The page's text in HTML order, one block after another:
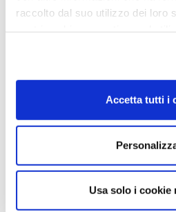
raccolto dal suo utilizzo dei loro
Accetta tutti i
Usa solo i cookie
OCCHIALE DA SOLE,
PERSOL
Occhiale PERSOL 0PO3343S
120848 55